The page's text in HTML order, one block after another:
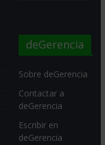
deGerencia
Sobre deGerencia
Contactar a
deGerencia
Escribir en
deGerencia